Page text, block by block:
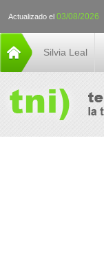
Actualizado el 03/08/2026
Silvia Leal